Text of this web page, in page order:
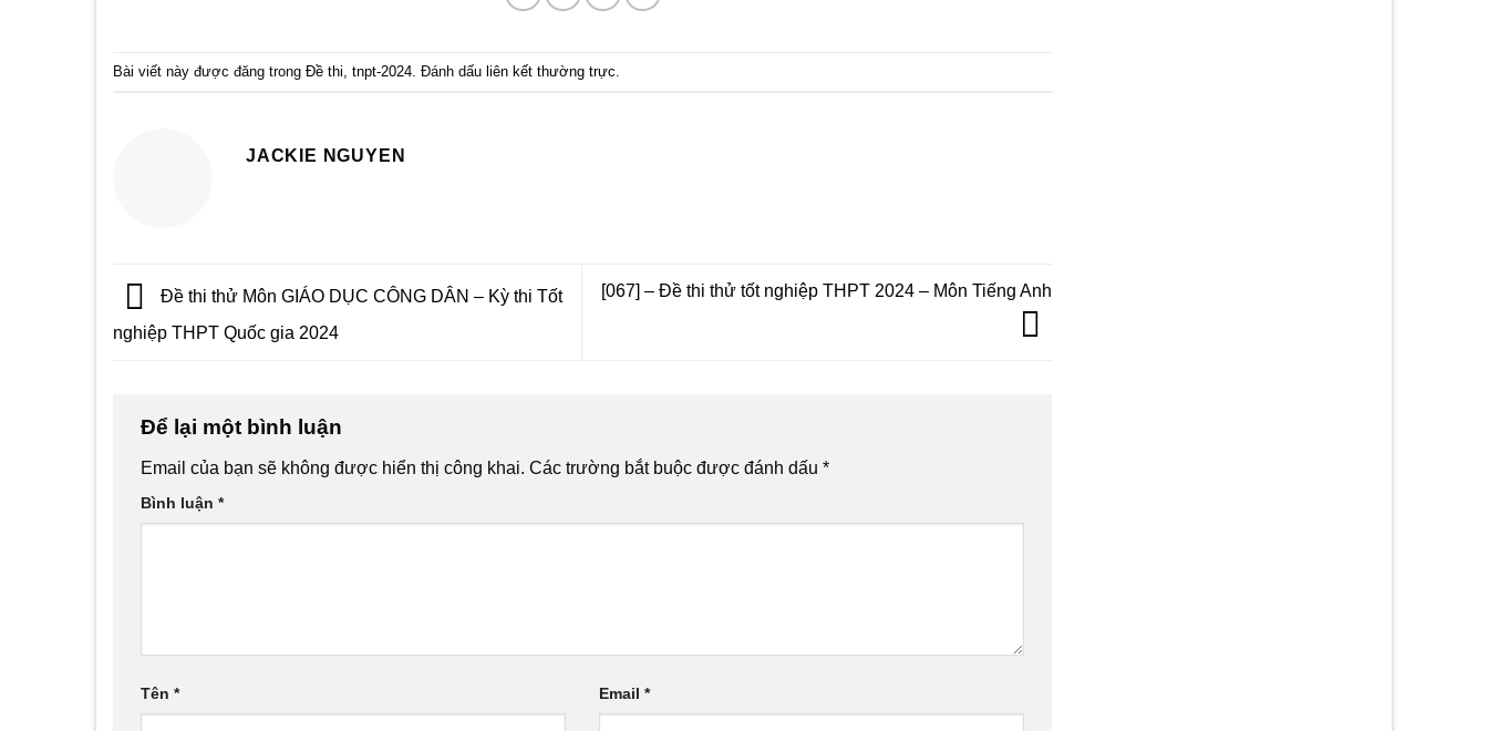
Bài viết này được đăng trong Đề thi tnpt-2024 . Đánh dấu liên kết thường trực
JACKIE NGUYEN
Đề thi thử Môn GIÁO DỤC CÔNG DÂN – Kỳ thi Tốt
nghiệp THPT Quốc gia 2024
[067] – Đề thi thử tốt nghiệp THPT 2024 – Môn Tiếng Anh
Để lại một bình luận
Email của bạn sẽ không được hiển thị công khai. Các trường bắt buộc được đánh dấu *
Bình luận *
Tên * Email *